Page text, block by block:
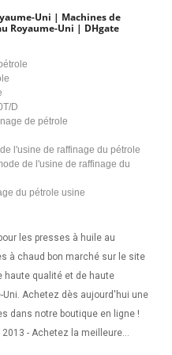
Uni | Machines de
Royaume-Uni | DHgate
D
de pétrole
l'usine de raffinage du pétrole
de l'usine de raffinage du
du pétrole usine
les presses à huile au
à chaud bon marché sur le site
haute qualité et de haute
Achetez dès aujourd'hui une
dans notre boutique en ligne !
- Achetez la meilleure